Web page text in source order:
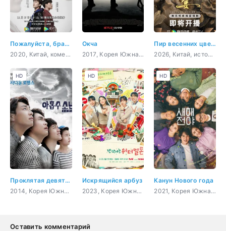
Пожалуйста, брат, подожди
2020, Китай, комедия, молодость
Окча
2017, Корея Южная, США, боевик, приключения, драма, sci-fi
Пир весенних цветов
2026, Китай, история, романтика, драма, политика
Проклятая девятка!
2014, Корея Южная, романтика
HD
Искрящийся арбуз
2023, Корея Южная, романтика, молодость, драма, фэнтези
HD
Канун Нового года
2021, Корея Южная, комедия, романтика, драма, мелодрама
HD
Оставить комментарий